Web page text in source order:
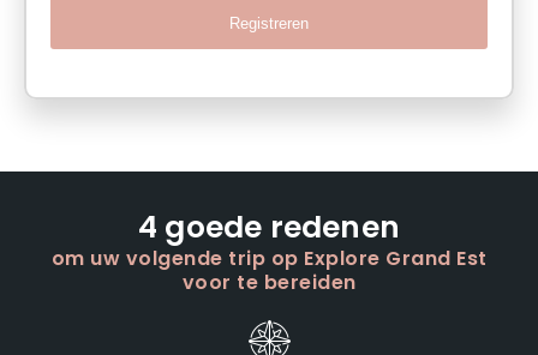
Registreren
4 goede redenen
om uw volgende trip op Explore Grand Est
voor te bereiden